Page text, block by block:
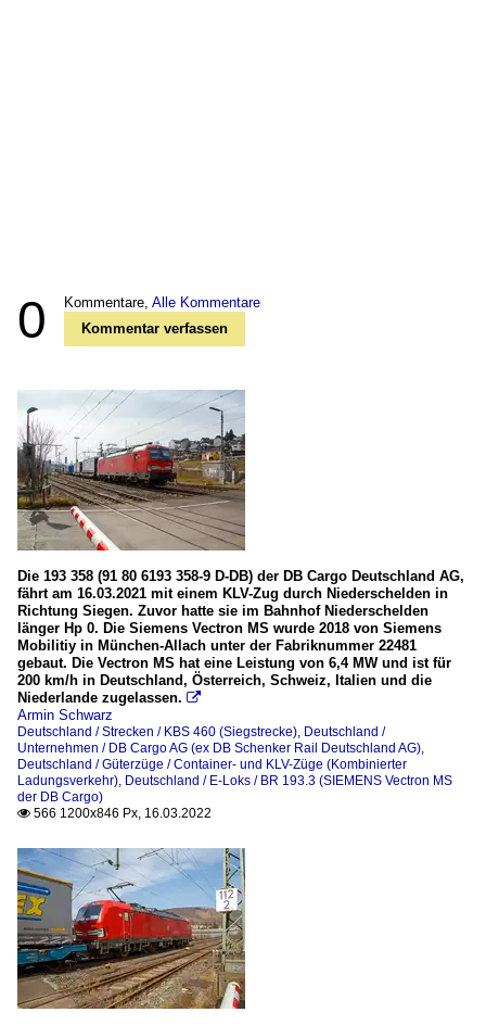
0 Kommentare, Alle Kommentare
Kommentar verfassen
Die 193 358 (91 80 6193 358-9 D-DB) der DB Cargo Deutschland AG,
fährt am 16.03.2021 mit einem KLV-Zug durch Niederschelden in
Richtung Siegen. Zuvor hatte sie im Bahnhof Niederschelden
länger Hp 0. Die Siemens Vectron MS wurde 2018 von Siemens
Mobilitiy in München-Allach unter der Fabriknummer 22481
gebaut. Die Vectron MS hat eine Leistung von 6,4 MW und ist für
200 km/h in Deutschland, Österreich, Schweiz, Italien und die
Niederlande zugelassen. 
Armin Schwarz
Deutschland / Strecken / KBS 460 (Siegstrecke), Deutschland /
Unternehmen / DB Cargo AG (ex DB Schenker Rail Deutschland AG),
Deutschland / Güterzüge / Container- und KLV-Züge (Kombinierter
Ladungsverkehr), Deutschland / E-Loks / BR 193.3 (SIEMENS Vectron MS
der DB Cargo)
 566 1200x846 Px, 16.03.2022